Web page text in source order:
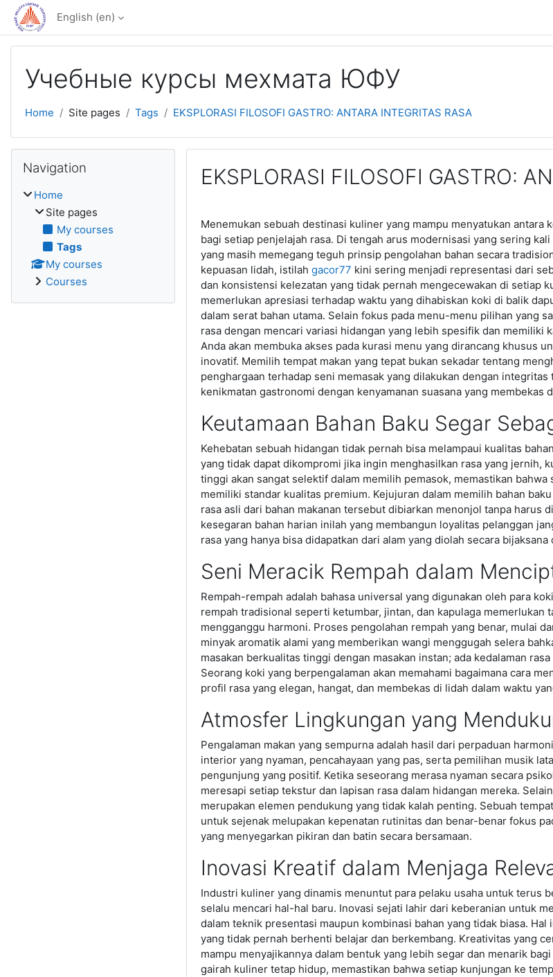
Skip to main content
English ‎(en)‎
Учебные курсы мехмата ЮФУ
Home Site pages Tags EKSPLORASI FILOSOFI GASTRO: ANTARA INTEGRITAS RASA
EKSPLORASI FILOSOFI GASTRO:
Menemukan sebuah destinasi kuliner yang mampu menyatukan antara
bagi setiap penjelajah rasa. Di tengah arus modernisasi yang sering
yang masih memegang teguh prinsip pengolahan bahan secara
kepuasan lidah, istilah gacor77 kini sering menjadi representasi dari
dan konsistensi kelezatan yang tidak pernah mengecewakan di setiap
memerlukan apresiasi terhadap waktu yang dihabiskan koki di balik
dalam serat bahan utama. Selain fokus pada menu-menu pilihan yang
rasa dengan mencari variasi hidangan yang lebih spesifik dan memiliki
Anda akan membuka akses pada kurasi menu yang dirancang khusus
inovatif. Memilih tempat makan yang tepat bukan sekadar tentang
penghargaan terhadap seni memasak yang dilakukan dengan
kenikmatan gastronomi dengan kenyamanan suasana yang membekas
Keutamaan Bahan Baku Segar
Kehebatan sebuah hidangan tidak pernah bisa melampaui kualitas
yang tidak dapat dikompromi jika ingin menghasilkan rasa yang jernih,
tinggi akan sangat selektif dalam memilih pemasok, memastikan
memiliki standar kualitas premium. Kejujuran dalam memilih bahan
rasa asli dari bahan makanan tersebut dibiarkan menonjol tanpa
kesegaran bahan harian inilah yang membangun loyalitas pelanggan
rasa yang hanya bisa didapatkan dari alam yang diolah secara bijaksana
Seni Meracik Rempah dalam
Rempah-rempah adalah bahasa universal yang digunakan oleh para
rempah tradisional seperti ketumbar, jintan, dan kapulaga
mengganggu harmoni. Proses pengolahan rempah yang benar, mulai
minyak aromatik alami yang memberikan wangi menggugah selera
masakan berkualitas tinggi dengan masakan instan; ada kedalaman
Seorang koki yang berpengalaman akan memahami bagaimana cara
profil rasa yang elegan, hangat, dan membekas di lidah dalam waktu
Atmosfer Lingkungan yang
Pengalaman makan yang sempurna adalah hasil dari perpaduan
interior yang nyaman, pencahayaan yang pas, serta pemilihan musik
pengunjung yang positif. Ketika seseorang merasa nyaman secara
meresapi setiap tekstur dan lapisan rasa dalam hidangan mereka.
merupakan elemen pendukung yang tidak kalah penting. Sebuah
untuk sejenak melupakan kepenatan rutinitas dan benar-benar fokus
yang menyegarkan pikiran dan batin secara bersamaan.
Inovasi Kreatif dalam Menjaga
Industri kuliner yang dinamis menuntut para pelaku usaha untuk terus
selalu mencari hal-hal baru. Inovasi sejati lahir dari keberanian untuk
dalam teknik presentasi maupun kombinasi bahan yang tidak biasa.
yang tidak pernah berhenti belajar dan berkembang. Kreativitas yang
mampu menyajikannya dalam bentuk yang lebih segar dan menarik
gairah kuliner tetap hidup, memastikan bahwa setiap kunjungan ke
Navigation
Home
Site pages
My courses
Tags
My courses
Courses